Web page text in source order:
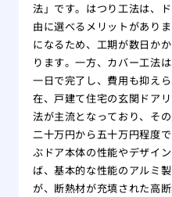
法」です。はつり工法は、
由に選べるメリットがあり
になるため、工期が数日か
ります。一方、カバー工法
一日で完了し、費用も抑え
在、戸建て住宅の玄関ドア
法が主流となっており、そ
二十万円から五十万円程度
ぶドア本体の性能やデザイ
ば、基本的な性能のアルミ
が、断熱材が充填された高